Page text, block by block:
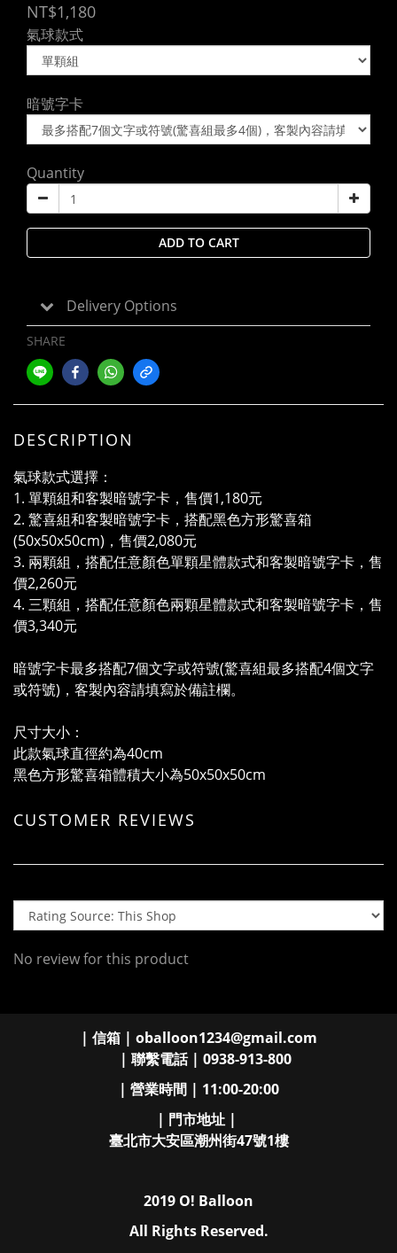
NT$1,180
氣球款式
暗號字卡
Quantity
ADD TO CART
Delivery Options
SHARE
DESCRIPTION
氣球款式選擇：
1. 單顆組和客製暗號字卡，售價1,180元
2. 驚喜組和客製暗號字卡，搭配黑色方形驚喜箱
(50x50x50cm)，售價2,080元
3. 兩顆組，搭配任意顏色單顆星體款式和客製暗號字卡，售
價2,260元
4. 三顆組，搭配任意顏色兩顆星體款式和客製暗號字卡，售
價3,340元
暗號字卡最多搭配7個文字或符號(驚喜組最多搭配4個文字
或符號)，客製內容請填寫於備註欄。
尺寸大小：
此款氣球直徑約為40cm
黑色方形驚喜箱體積大小為50x50x50cm
CUSTOMER REVIEWS
No review for this product
| 信箱 | oballoon1234@gmail.com
| 聯繫電話 | 0938-913-800
| 營業時間 | 11:00-20:00
| 門市地址 |
臺北市大安區潮州街47號1樓
2019 O! Balloon
All Rights Reserved.